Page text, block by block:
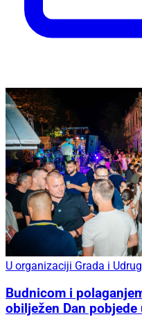
U organizaciji Grada i
Budnicom i
obilježen Dan pobjede